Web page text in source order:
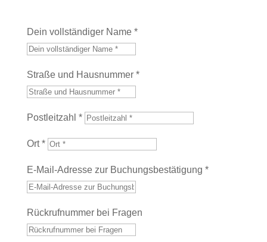
Dein vollständiger Name *
Straße und Hausnummer *
Postleitzahl *
Ort *
E-Mail-Adresse zur Buchungsbestätigung *
Rückrufnummer bei Fragen